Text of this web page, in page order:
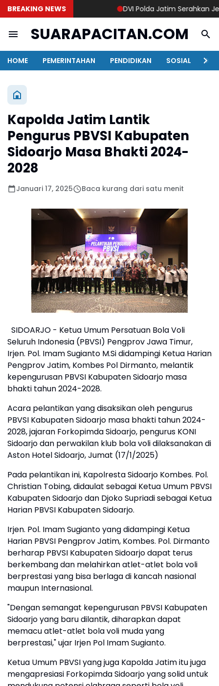
BREAKING NEWS DVI Polda Jatim Serahkan
SUARAPACITAN.COM
HOME PEMERINTAHAN PENDIDIKAN SOSIAL
Kapolda Jatim Lantik
Pengurus PBVSI Kabupaten
Sidoarjo Masa Bhakti 2024-
2028
Januari 17, 2025 Baca kurang dari satu menit
SIDOARJO - Ketua Umum Persatuan Bola Voli
Seluruh Indonesia (PBVSI) Pengprov Jawa Timur,
Irjen. Pol. Imam Sugianto M.Si didampingi Ketua Harian
Pengprov Jatim, Kombes Pol Dirmanto, melantik
kepengurusan PBVSI Kabupaten Sidoarjo masa
bhakti tahun 2024-2028.
Acara pelantikan yang disaksikan oleh pengurus
PBVSI Kabupaten Sidoarjo masa bhakti tahun 2024-
2028, jajaran Forkopimda Sidoarjo, pengurus KONI
Sidoarjo dan perwakilan klub bola voli dilaksanakan di
Aston Hotel Sidoarjo, Jumat (17/1/2025)
Pada pelantikan ini, Kapolresta Sidoarjo Kombes. Pol.
Christian Tobing, didaulat sebagai Ketua Umum PBVSI
Kabupaten Sidoarjo dan Djoko Supriadi sebagai Ketua
Harian PBVSI Kabupaten Sidoarjo.
Irjen. Pol. Imam Sugianto yang didampingi Ketua
Harian PBVSI Pengprov Jatim, Kombes. Pol. Dirmanto
berharap PBVSI Kabupaten Sidoarjo dapat terus
berkembang dan melahirkan atlet-atlet bola voli
berprestasi yang bisa berlaga di kancah nasional
maupun Internasional.
"Dengan semangat kepengurusan PBVSI Kabupaten
Sidoarjo yang baru dilantik, diharapkan dapat
memacu atlet-atlet bola voli muda yang
berprestasi," ujar Irjen Pol Imam Sugianto.
Ketua Umum PBVSI yang juga Kapolda Jatim itu juga
mengapresiasi Forkopimda Sidoarjo yang solid untuk